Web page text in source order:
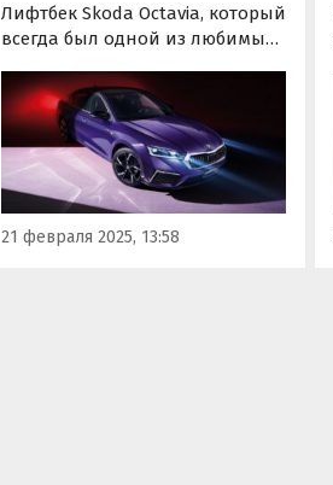
Лифтбек Skoda Octavia, который
всегда был одной из любимых
добрался до России в версии
Octavia Pro с китайского рынка.
Цены на такие машины в
феврале стартуют на одном из
классифайдов от 2 600 000
рублей, пишут «Автоновости…
21 февраля 2025, 13:58